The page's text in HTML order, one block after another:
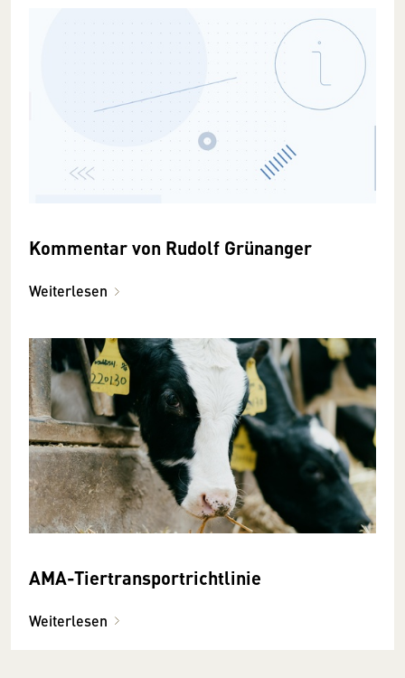
Kommentar von Rudolf Grünanger
Weiterlesen
AMA-Tiertransportrichtlinie
Weiterlesen